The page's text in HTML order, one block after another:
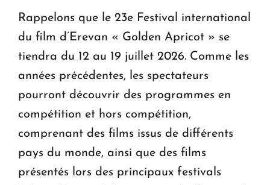
Rappelons que le 23e Festival international
du film d’Erevan « Golden Apricot » se
tiendra du 12 au 19 juillet 2026. Comme les
années précédentes, les spectateurs
pourront découvrir des programmes en
compétition et hors compétition,
comprenant des films issus de différents
pays du monde, ainsi que des films
présentés lors des principaux festivals